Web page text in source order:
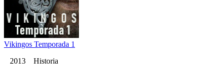
Vikingos Temporada 1
2013 Historia